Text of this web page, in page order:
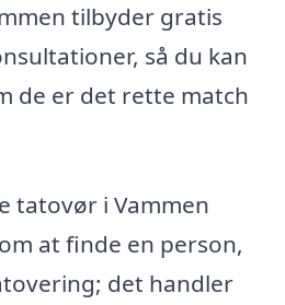
tilbyder gratis
så du kan
de er det rette match
tatovør i Vammen
at finde en person,
det handler